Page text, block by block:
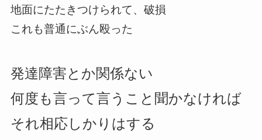
地面にたたきつけられて、破損
これも普通にぶん殴った
発達障害とか関係ない
何度も言って言うこと聞かなければ
それ相応しかりはする